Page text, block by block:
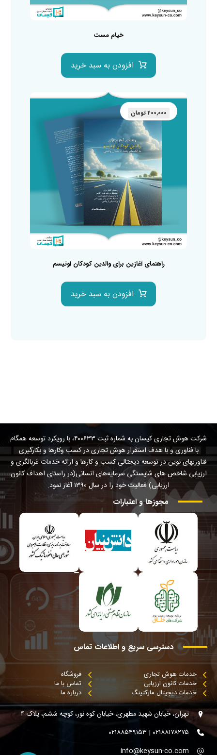
خیام مست
افزودن به سبد خرید
راهنمای آغازین برای والدین کودکان اوتیسم
۲۰۰,۰۰۰ تومان
افزودن به سبد خرید
شرکت هوش تجاری کیسان به شماره ثبت ۴۰۰۶۳۳، با رویکرد توسعه همگام
با فناوری و با هدف استقرار هوش تجاری در کسب وکارها و بکارگیری
فناوریهای نوین در توسعه دیجتالی کسب و کارها و ارائه خدمات غربالگری و
ارزیابی شاخص های شایستگی سرمایه‌های انسانی(در راستای اهداف کانون
ارزیابی) فعالیت خود را در سال ۱۳۹۰ آغاز نمود.
مجوزها و اعتبارات
دسترسی سریع و اطلاعات تماس
خدمات هوش تجاری
خدمات کانون ارزیابی
خدمات دیجیتال مارکتینگ
فروشگاه
تماس با ما
درباره ما
تهران، خیابان شهید مطهری، خیابان کوه نور، کوچه ششم، پلاک ۴
۰۲۱۸۸۱۷۸۲۷۵ | ۰۲۱۸۸۵۴۹۱۵۳
info@keysun-co.com